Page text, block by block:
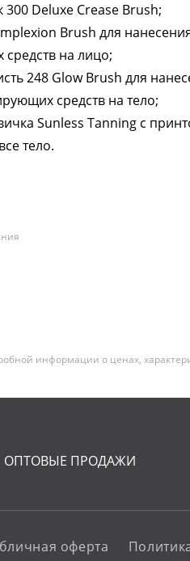
300 Deluxe Crease Brush;
Brush для
на лицо;
248 Glow Brush для
средств на тело;
Sunless Tanning с
тело.
информации о ценах,
ОПТОВЫЕ ПРОДАЖИ
оферта